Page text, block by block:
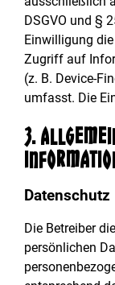
DSGVO und §
Einwilligung
Zugriff auf
(z. B. Device-
umfasst. Die
3.
Datenschutz
Die Betreiber
persönlichen